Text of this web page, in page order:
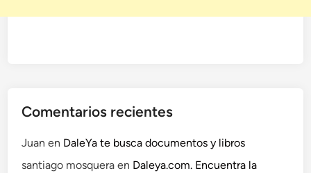
Comentarios recientes
Juan en DaleYa te busca documentos y libros
santiago mosquera en Daleya.com. Encuentra la